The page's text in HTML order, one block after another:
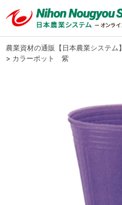
農業資材の通販【日本農業システム】
> カラーポット 紫